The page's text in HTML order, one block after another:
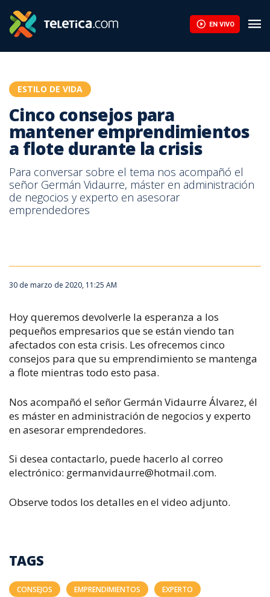
EN VIVO
ESTILO DE VIDA
Cinco consejos para
mantener emprendimientos
a flote durante la crisis
Para conversar sobre el tema nos acompañó el
señor Germán Vidaurre, máster en administración
de negocios y experto en asesorar
emprendedores
30 de marzo de 2020, 11:25 AM
Hoy queremos devolverle la esperanza a los
pequeños empresarios que se están viendo tan
afectados con esta crisis. Les ofrecemos cinco
consejos para que su emprendimiento se mantenga
a flote mientras todo esto pasa.
Nos acompañó el señor Germán Vidaurre Álvarez, él
es máster en administración de negocios y experto
en asesorar emprendedores.
Si desea contactarlo, puede hacerlo al correo
electrónico: germanvidaurre@hotmail.com.
Observe todos los detalles en el video adjunto.
TAGS
CONSEJOS EMPRENDIMIENTOS EXPERTO